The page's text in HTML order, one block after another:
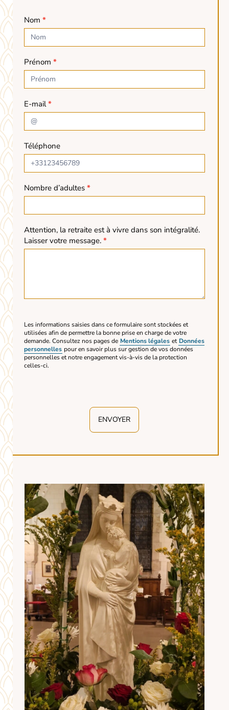
Nom *
Prénom *
E-mail*
Téléphone
Nombre d’adultes *
Attention, la retraite est à vivre dans son intégralité.
Laisser votre message. *
Les informations saisies dans ce formulaire sont stockées et
utilisées afin de permettre la bonne prise en charge de votre
demande. Consultez nos pages de Mentions légales et Données
personnelles pour en savoir plus sur gestion de vos données
personnelles et notre engagement vis-à-vis de la protection
celles-ci.
ENVOYER